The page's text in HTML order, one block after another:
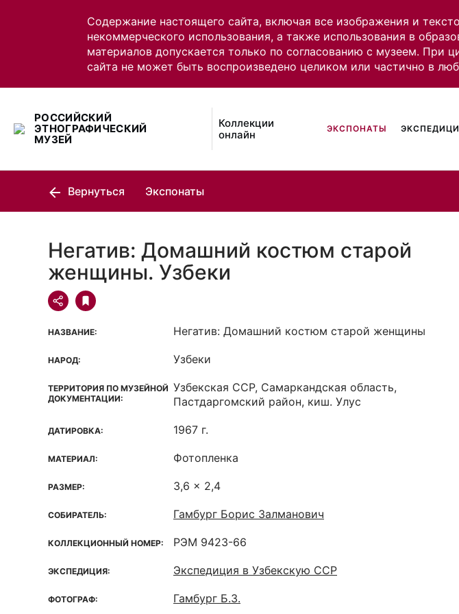
Содержание настоящего сайта, включая все изображения и
некоммерческого использования, а также использования в
материалов допускается только по согласованию с музеем. При
сайта не может быть воспроизведено целиком или частично в
РОССИЙСКИЙ
ЭТНОГРАФИЧЕСКИЙ
МУЗЕЙ
Коллекции
онлайн
ЭКСПОНАТЫ
Вернуться Экспонаты
Негатив: Домашний костюм старой
женщины. Узбеки
НАЗВАНИЕ: Негатив: Домашний костюм старой женщины
НАРОД: Узбеки
ТЕРРИТОРИЯ ПО МУЗЕЙНОЙ
ДОКУМЕНТАЦИИ:
Узбекская ССР, Самаркандская область,
Пастдаргомский район, киш. Улус
ДАТИРОВКА: 1967 г.
МАТЕРИАЛ: Фотопленка
РАЗМЕР: 3,6 x 2,4
СОБИРАТЕЛЬ: Гамбург Борис Залманович
КОЛЛЕКЦИОННЫЙ НОМЕР: РЭМ 9423-66
ЭКСПЕДИЦИЯ: Экспедиция в Узбекскую ССР
ФОТОГРАФ: Гамбург Б.З.